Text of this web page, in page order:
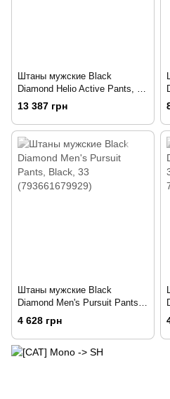
Штаны мужские Black
Diamond Helio Active Pants, L -
Black (BD Y9D8.015-L)
13 387 грн
Штаны мужские Black
Diamond Men's Pursuit Pants,
Black, 33 (793661679929)
4 628 грн